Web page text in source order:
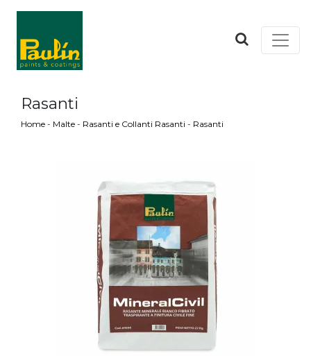
Rasanti
Home - Malte - Rasanti e Collanti Rasanti - Rasanti